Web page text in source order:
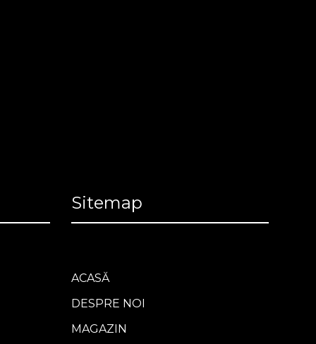
Sitemap
ACASĂ
DESPRE NOI
MAGAZIN